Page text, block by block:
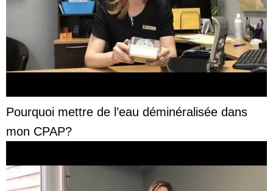
Pourquoi mettre de l’eau déminéralisée dans
mon CPAP?